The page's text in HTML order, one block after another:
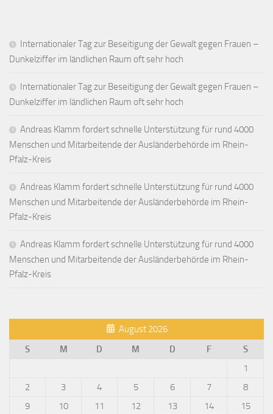
Internationaler Tag zur Beseitigung der Gewalt gegen Frauen –
Dunkelziffer im ländlichen Raum oft sehr hoch
Internationaler Tag zur Beseitigung der Gewalt gegen Frauen –
Dunkelziffer im ländlichen Raum oft sehr hoch
Andreas Klamm fordert schnelle Unterstützung für rund 4000
Menschen und Mitarbeitende der Ausländerbehörde im Rhein-
Pfalz-Kreis
Andreas Klamm fordert schnelle Unterstützung für rund 4000
Menschen und Mitarbeitende der Ausländerbehörde im Rhein-
Pfalz-Kreis
Andreas Klamm fordert schnelle Unterstützung für rund 4000
Menschen und Mitarbeitende der Ausländerbehörde im Rhein-
Pfalz-Kreis
August 2026
S
M D M D F
S
1
2
3 4 5 6 7
8
9
10 11 12 13 14
15